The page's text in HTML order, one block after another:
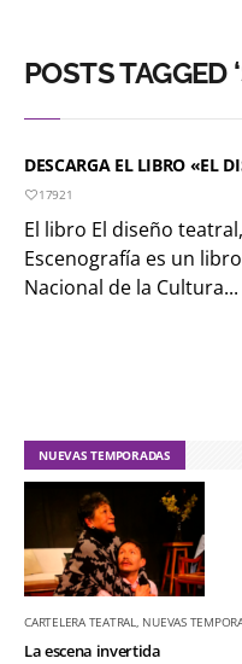
POSTS TAGGED
DESCARGA EL LIBRO «EL
17921
El libro El diseño
Escenografía es un
Nacional de la Cultura...
NUEVAS TEMPORADAS
CARTELERA TEATRAL NUEVAS
La escena invertida